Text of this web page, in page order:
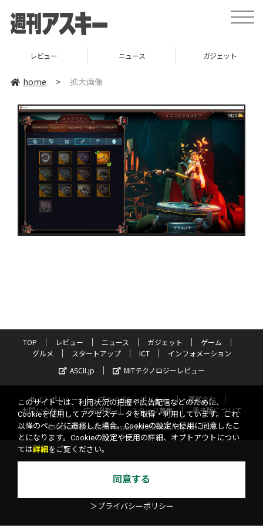
toggle
レビュー ニュース ガジェット
home > 拡大画像
TOP レビュー ニュース ガジェット
ゲーム
グルメ
スタートアップ ICT
インフォメーション
ASCII.jp
MITテクノロジーレビュー
サイトポリシー プライバシーポリシー
運営会社
お問い合わせ
広告掲載 スタッフ募集
電子版について
©KADOKAWA ASCII Research Laboratories, Inc. 2026
このサイトでは、利用状況の把握や広告配信などのために、
Cookieを使用してアクセスデータを取得・利用しています。これ
以降のページに遷移した場合、Cookieの設定や使用に同意したこ
とになります。Cookieの設定や使用の詳細、オプトアウトについ
ては詳細 をご覧ください。
同意する
＞プライバシーポリシー